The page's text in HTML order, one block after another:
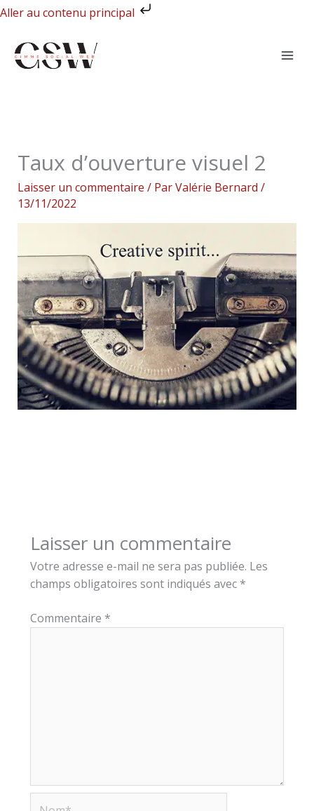
Aller au contenu principal
Aller
contenu
Taux d’ouverture visuel 2
Laisser un commentaire / ParValérie Bernard /
13/11/2022
Laisser un commentaire
Votre adresse e-mail ne sera pas publiée. Les
champs obligatoires sont indiqués avec *
Commentaire *